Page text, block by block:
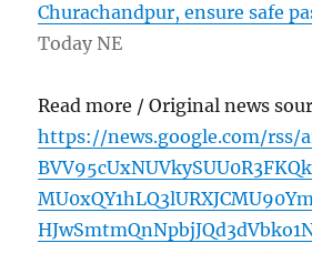
Churachandpur, ensure safe
Today NE
Read more / Original news
https://news.google.com/rss/